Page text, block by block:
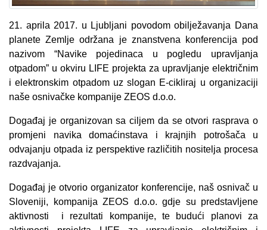
21. aprila 2017. u Ljubljani povodom obilježavanja Dana
planete Zemlje održana je znanstvena konferencija pod
nazivom “Navike pojedinaca u pogledu upravljanja
otpadom” u okviru LIFE projekta za upravljanje električnim
i elektronskim otpadom uz slogan E-cikliraj u organizaciji
naše osnivačke kompanije ZEOS d.o.o.
Događaj je organizovan sa ciljem da se otvori rasprava o
promjeni navika domaćinstava i krajnjih potrošača u
odvajanju otpada iz perspektive različitih nositelja procesa
razdvajanja.
Događaj je otvorio organizator konferencije, naš osnivač u
Sloveniji, kompanija ZEOS d.o.o. gdje su predstavljene
aktivnosti i rezultati kompanije, te budući planovi za